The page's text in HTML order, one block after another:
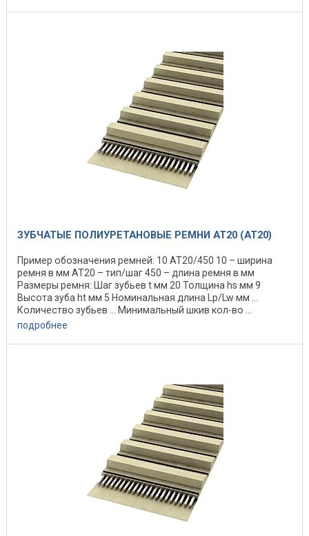
ЗУБЧАТЫЕ ПОЛИУРЕТАНОВЫЕ РЕМНИ AT20 (АТ20)
Пример обозначения ремней: 10 АТ20/450 10 – ширина
ремня в мм АТ20 – тип/шаг 450 – длина ремня в мм
Размеры ремня: Шаг зубьев t мм 20 Толщина hs мм 9
Высота зуба ht мм 5 Номинальная длина Lp/Lw мм ...
Количество зубьев ... Минимальный шкив кол-во ...
подробнее